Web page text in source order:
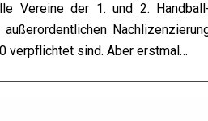
Vereine der 1. und 2.
verpflichtet sind. Aber erstmal…